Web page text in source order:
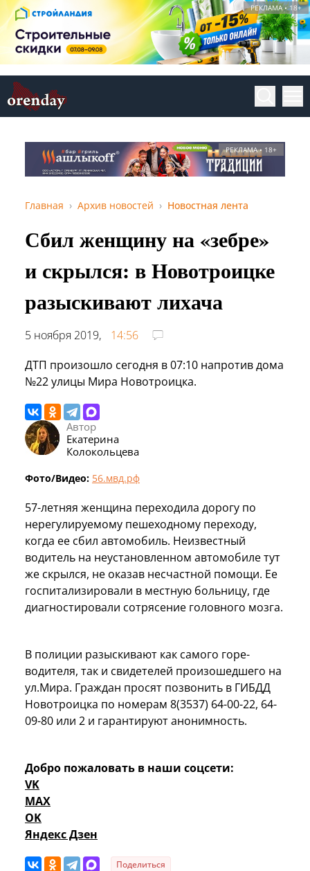
РЕКЛАМА • 18+
РЕКЛАМА • 18+
Главная Архив новостей Новостная лента
Сбил женщину на «зебре»
и скрылся: в Новотроицке
разыскивают лихача
5 ноября 2019,
14:56
ДТП произошло сегодня в 07:10 напротив дома
№22 улицы Мира Новотроицка.
Автор
Екатерина
Колокольцева
Фото/Видео: 56.мвд.рф
57-летняя женщина переходила дорогу по
нерегулируемому пешеходному переходу,
когда ее сбил автомобиль. Неизвестный
водитель на неустановленном автомобиле тут
же скрылся, не оказав несчастной помощи. Ее
госпитализировали в местную больницу, где
диагностировали сотрясение головного мозга.
В полиции разыскивают как самого горе-
водителя, так и свидетелей произошедшего на
ул.Мира. Граждан просят позвонить в ГИБДД
Новотроицка по номерам 8(3537) 64-00-22, 64-
09-80 или 2 и гарантируют анонимность.
Добро пожаловать в наши соцсети:
VK
MAX
OK
Яндекс Дзен
Поделиться